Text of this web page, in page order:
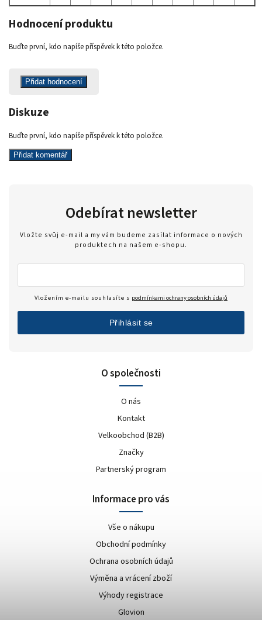
Hodnocení produktu
Buďte první, kdo napíše příspěvek k této položce.
Přidat hodnocení
Diskuze
Buďte první, kdo napíše příspěvek k této položce.
Přidat komentář
O společnosti
O nás
Kontakt
Velkoobchod (B2B)
Značky
Partnerský program
Informace pro vás
Vše o nákupu
Obchodní podmínky
Ochrana osobních údajů
Výměna a vrácení zboží
Výhody registrace
Glovion
Odebírat newsletter
Vložte svůj e-mail a my vám budeme zasílat informace o nových
produktech na našem e-shopu.
Vložením e-mailu souhlasíte s podmínkami ochrany osobních údajů
Přihlásit se